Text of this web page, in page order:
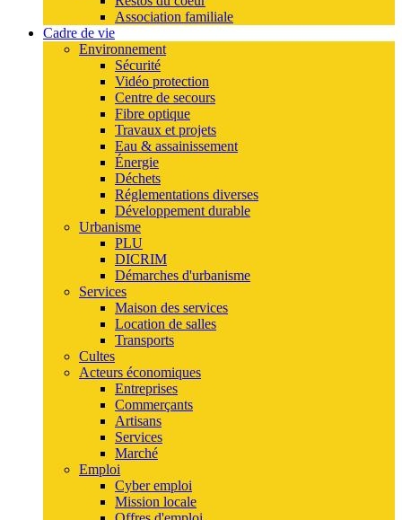
Association familiale
Cadre de vie
Environnement
Sécurité
Vidéo protection
Centre de secours
Fibre optique
Travaux et projets
Eau & assainissement
Énergie
Déchets
Réglementations diverses
Développement durable
Urbanisme
PLU
DICRIM
Démarches d'urbanisme
Services
Maison des services
Location de salles
Transports
Cultes
Acteurs économiques
Entreprises
Commerçants
Artisans
Services
Marché
Emploi
Cyber emploi
Mission locale